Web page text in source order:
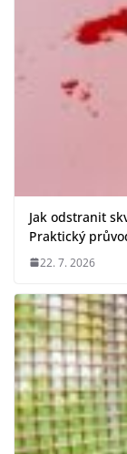
Jak odstranit
Praktický
22. 7. 2026